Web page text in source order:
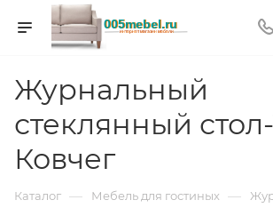
Журнальный
стеклянный стол-
Ковчег
Каталог — Мебель для гостиных —